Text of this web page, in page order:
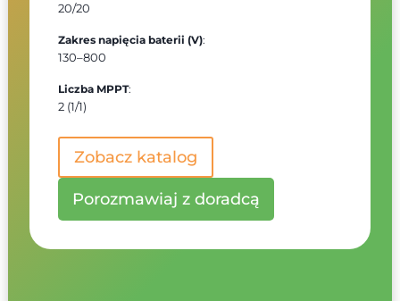
20/20
Zakres napięcia baterii (V):
130–800
Liczba MPPT:
2 (1/1)
Zobacz katalog
Porozmawiaj z doradcą